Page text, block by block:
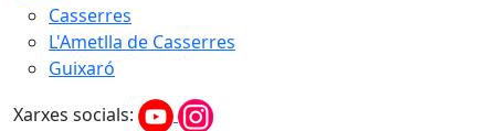
Casserres
L'Ametlla de Casserres
Guixaró
Xarxes socials: